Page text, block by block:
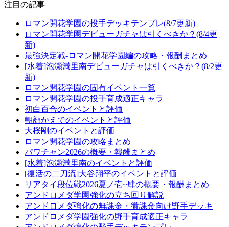
注目の記事
ロマン開花学園の投手デッキテンプレ(8/7更新)
ロマン開花学園デビューガチャは引くべきか？(8/4更
新)
最強決定戦-ロマン開花学園編の攻略・報酬まとめ
[水着]泡瀬満里南デビューガチャは引くべきか？(8/2更
新)
ロマン開花学園の固有イベント一覧
ロマン開花学園の投手育成適正キャラ
初白百合のイベントと評価
朝顔かえでのイベントと評価
大桜剛のイベントと評価
ロマン開花学園の攻略まとめ
パワチャン2026の概要・報酬まとめ
[水着]泡瀬満里南のイベントと評価
[復活の二刀流]大谷翔平のイベントと評価
リアタイ段位戦2026夏ノ壱~肆の概要・報酬まとめ
アンドロメダ学園強化の立ち回り解説
アンドロメダ強化の無課金・微課金向け野手デッキ
アンドロメダ学園強化の野手育成適正キャラ